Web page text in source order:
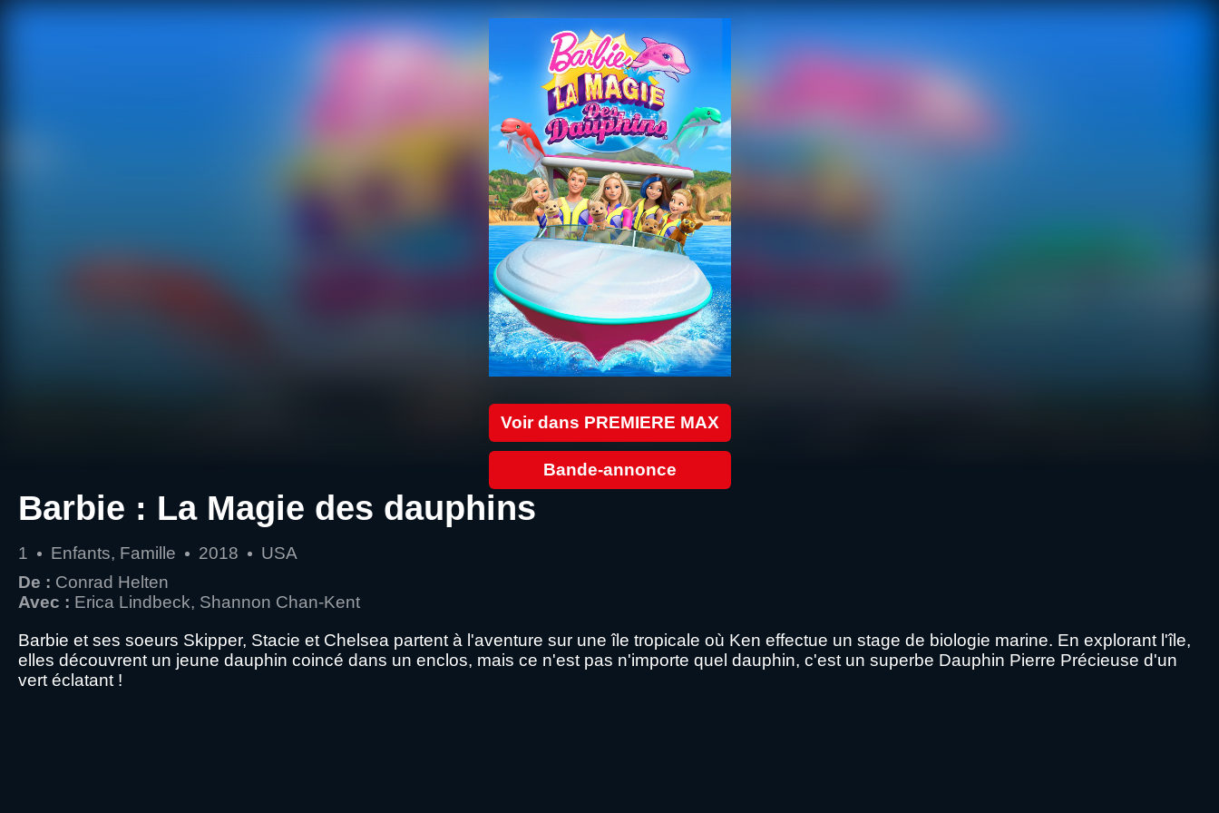
Voir dans PREMIERE MAX
Bande-annonce
Barbie : La Magie des dauphins
1 Enfants, Famille 2018
USA
De : Conrad Helten
Avec : Erica Lindbeck, Shannon Chan-Kent
Barbie et ses soeurs Skipper, Stacie et Chelsea partent à l'aventure sur une île tropicale où Ken effectue un stage de biologie marine. En explorant l'île,
elles découvrent un jeune dauphin coincé dans un enclos, mais ce n'est pas n'importe quel dauphin, c'est un superbe Dauphin Pierre Précieuse d'un
vert éclatant !